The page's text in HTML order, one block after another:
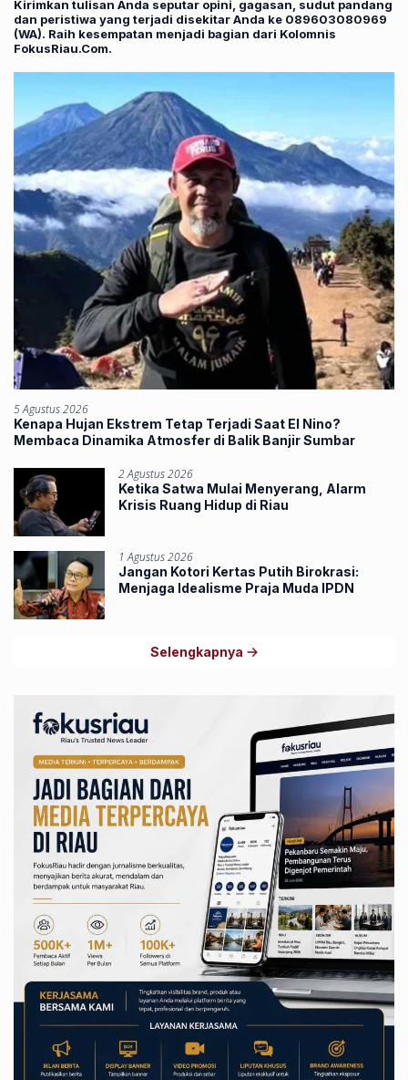
Kirimkan tulisan Anda seputar opini, gagasan, sudut pandang
dan peristiwa yang terjadi disekitar Anda ke 089603080969
(WA). Raih kesempatan menjadi bagian dari Kolomnis
FokusRiau.Com.
5 Agustus 2026
Kenapa Hujan Ekstrem Tetap Terjadi Saat El Nino?
Membaca Dinamika Atmosfer di Balik Banjir Sumbar
2 Agustus 2026
Ketika Satwa Mulai Menyerang, Alarm
Krisis Ruang Hidup di Riau
1 Agustus 2026
Jangan Kotori Kertas Putih Birokrasi:
Menjaga Idealisme Praja Muda IPDN
Selengkapnya